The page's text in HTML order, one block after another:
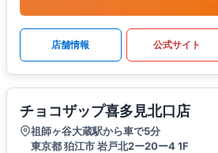
店舗情報 公式サイト
チョコザップ喜多見北口店
祖師ヶ谷大蔵駅から車で5分
東京都 狛江市 岩戸北2ー20ー4 1F